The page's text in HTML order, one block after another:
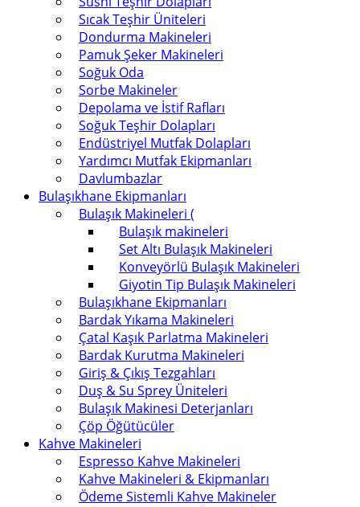
Sıcak Teşhir Üniteleri
Dondurma Makineleri
Pamuk Şeker Makineleri
Soğuk Oda
Sorbe Makineler
Depolama ve İstif Rafları
Soğuk Teşhir Dolapları
Endüstriyel Mutfak Dolapları
Yardımcı Mutfak Ekipmanları
Davlumbazlar
Bulaşıkhane Ekipmanları
Bulaşık Makineleri (
Bulaşık makineleri
Set Altı Bulaşık Makineleri
Konveyörlü Bulaşık Makineleri
Giyotin Tip Bulaşık Makineleri
Bulaşıkhane Ekipmanları
Bardak Yıkama Makineleri
Çatal Kaşık Parlatma Makineleri
Bardak Kurutma Makineleri
Giriş & Çıkış Tezgahları
Duş & Su Sprey Üniteleri
Bulaşık Makinesi Deterjanları
Çöp Öğütücüler
Kahve Makineleri
Espresso Kahve Makineleri
Kahve Makineleri & Ekipmanları
Ödeme Sistemli Kahve Makineler